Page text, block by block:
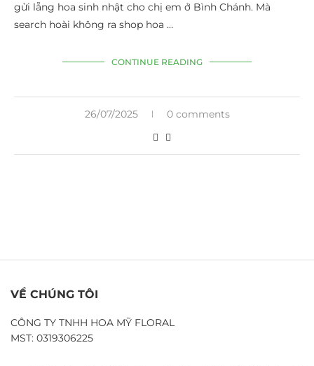
gửi lẵng hoa sinh nhật cho chị em ở Bình Chánh. Mà
search hoài không ra shop hoa …
CONTINUE READING
26/07/2025 0 comments
VỀ CHÚNG TÔI
CÔNG TY TNHH HOA MỸ FLORAL
MST: 0319306225